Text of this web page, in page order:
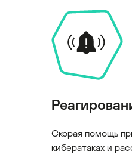
Скорая помощь
кибератаках и